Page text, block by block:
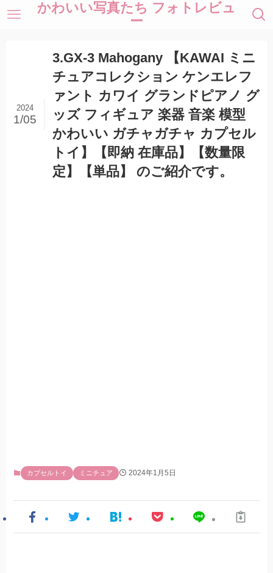
かわいい写真たち フォトレビュ
ー
3.GX-3 Mahogany 【KAWAI ミニ
チュアコレクション ケンエレフ
ァント カワイ グランドピアノ グ
ッズ フィギュア 楽器 音楽 模型
かわいい ガチャガチャ カプセル
トイ】【即納 在庫品】【数量限
定】【単品】 のご紹介です。
2024
1/05
カプセルトイ ミニチュア 2024年1月5日